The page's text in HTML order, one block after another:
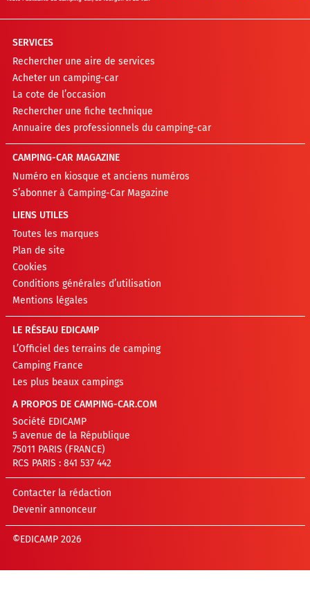
SERVICES
Rechercher une aire de services
Acheter un camping-car
La cote de l’occasion
Rechercher une fiche technique
Annuaire des professionnels du camping-car
CAMPING-CAR MAGAZINE
Numéro en kiosque et anciens numéros
S’abonner à Camping-Car Magazine
LIENS UTILES
Toutes les marques
Plan de site
Cookies
Conditions générales d’utilisation
Mentions légales
LE RÉSEAU EDICAMP
L’Officiel des terrains de camping
Camping France
Les plus beaux campings
A PROPOS DE CAMPING-CAR.COM
Société EDICAMP
5 avenue de la République
75011 PARIS (FRANCE)
RCS PARIS : 841 537 442
Contacter la rédaction
Devenir annonceur
©EDICAMP 2026